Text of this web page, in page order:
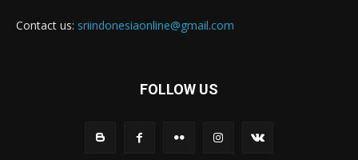
Contact us: sriindonesiaonline@gmail.com
FOLLOW US